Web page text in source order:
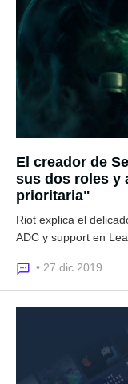
El creador de
sus dos roles y
prioritaria"
Riot explica el
ADC y support en
• 27 dic 2019